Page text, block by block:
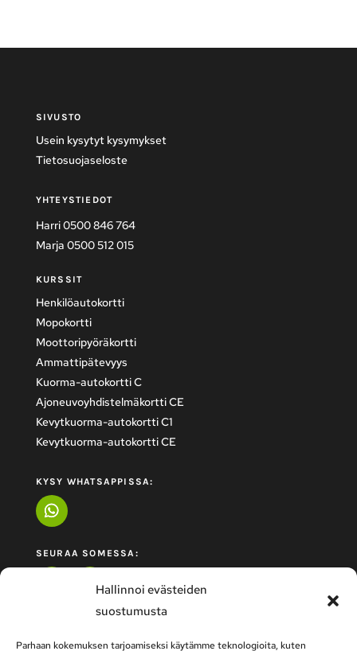
Hallinnoi evästeiden
suostumusta
Parhaan kokemuksen tarjoamiseksi käytämme teknologioita, kuten
SIVUSTO
Usein kysytyt kysymykset
Tietosuojaseloste
YHTEYSTIEDOT
Harri 0500 846 764
Marja 0500 512 015
KURSSIT
Henkilöautokortti
Mopokortti
Moottoripyöräkortti
Ammattipätevyys
Kuorma-autokortti C
Ajoneuvoyhdistelmäkortti CE
Kevytkuorma-autokortti C1
Kevytkuorma-autokortti CE
KYSY WHATSAPPISSA:
SEURAA SOMESSA: